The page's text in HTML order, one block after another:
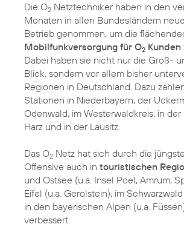
Die O2 Netztechniker haben in den
Monaten in allen Bundesländern
Betrieb genommen, um die
Mobilfunkversorgung für O2 Kunden
Dabei haben sie nicht nur die Groß-
Blick, sondern vor allem bisher
Regionen in Deutschland. Dazu
Stationen in Niederbayern, der
Odenwald, im Westerwaldkreis, in
Harz und in der Lausitz.
Das O2 Netz hat sich durch die
Offensive auch in touristischen
und Ostsee (u.a. Insel Poel, Amrum,
Eifel (u.a. Gerolstein), im
in den bayerischen Alpen (u.a.
verbessert.